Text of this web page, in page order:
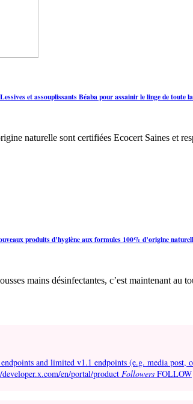
Lessives et assouplissants Béaba pour assainir le linge de toute
naturelle sont certifiées Ecocert Saines et
produits d’hygiène aux formules 100% d’origine
mains désinfectantes, c’est maintenant au
and limited v1.1 endpoints (e.g. media post,
en/portal/product Followers FOLLOW